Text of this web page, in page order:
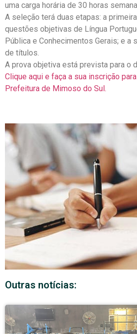
uma carga horária de 30 horas
A seleção terá duas etapas: a
questões objetivas de Língua
Pública e Conhecimentos Gerais; e a
de títulos.
A prova objetiva está prevista para o
Clique aqui e faça a sua inscrição
Prefeitura de Mimoso do Sul.
Outras notícias: